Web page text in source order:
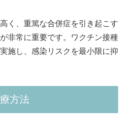
く、重篤な合併症を引き起こす
非常に重要です。ワクチン接種
施し、感染リスクを最小限に抑
方法